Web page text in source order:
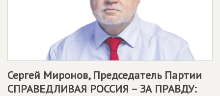
Сергей Миронов, Председатель Партии
СПРАВЕДЛИВАЯ РОССИЯ – ЗА ПРАВДУ: